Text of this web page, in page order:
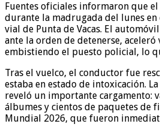
Fuentes oficiales informaron que
durante la madrugada del lunes en
vial de Punta de Vacas. El
ante la orden de detenerse,
embistiendo el puesto policial, lo
Tras el vuelco, el conductor fue
estaba en estado de intoxicación.
reveló un importante cargamento:
álbumes y cientos de paquetes de
Mundial 2026, que fueron